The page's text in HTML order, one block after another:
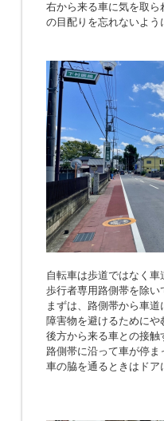
右から来る車に気を取
の目配りを忘れないよう
自転車は歩道ではなく車
歩行者専用路側帯を除
まずは、路側帯から車道
障害物を避けるためにや
後方から来る車との接
路側帯に沿って車が停
車の脇を通るときはドア